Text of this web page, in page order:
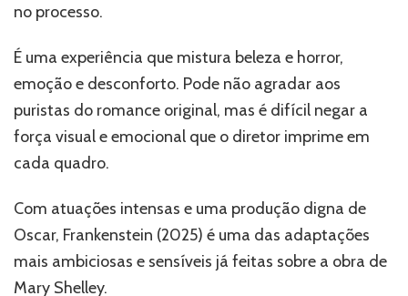
no processo.
É uma experiência que mistura beleza e horror,
emoção e desconforto. Pode não agradar aos
puristas do romance original, mas é difícil negar a
força visual e emocional que o diretor imprime em
cada quadro.
Com atuações intensas e uma produção digna de
Oscar, Frankenstein (2025) é uma das adaptações
mais ambiciosas e sensíveis já feitas sobre a obra de
Mary Shelley.